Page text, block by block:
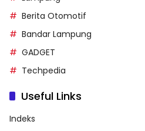
Berita Otomotif
Bandar Lampung
GADGET
Techpedia
Useful Links
Indeks